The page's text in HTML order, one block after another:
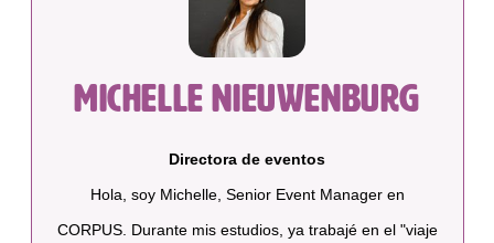
Michelle Nieuwenburg
Directora de eventos
Hola, soy Michelle, Senior Event Manager en
CORPUS. Durante mis estudios, ya trabajé en el "viaje